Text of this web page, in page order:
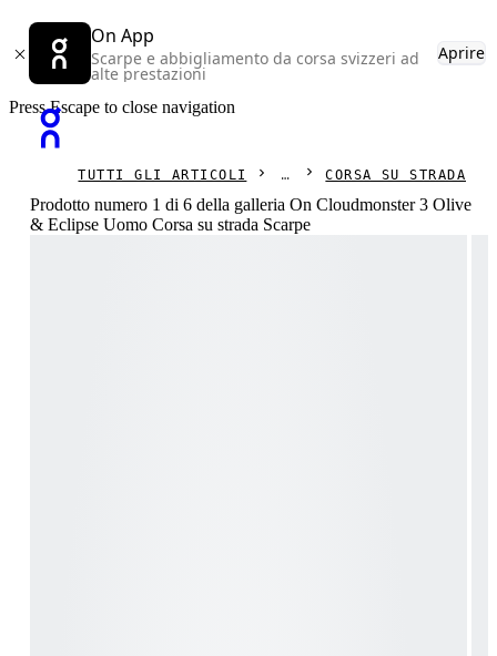
On App
Scarpe e abbigliamento da corsa svizzeri ad
alte prestazioni
Aprire
Press Escape to close navigation
TUTTI GLI ARTICOLI CORSA SU STRADA
Prodotto numero 1 di 6 della galleria On Cloudmonster 3 Olive
& Eclipse Uomo Corsa su strada Scarpe